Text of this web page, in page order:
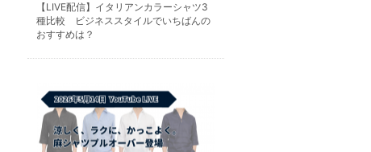
【LIVE配信】イタリアンカラーシャツ3
種比較 ビジネススタイルでいちばんの
おすすめは？